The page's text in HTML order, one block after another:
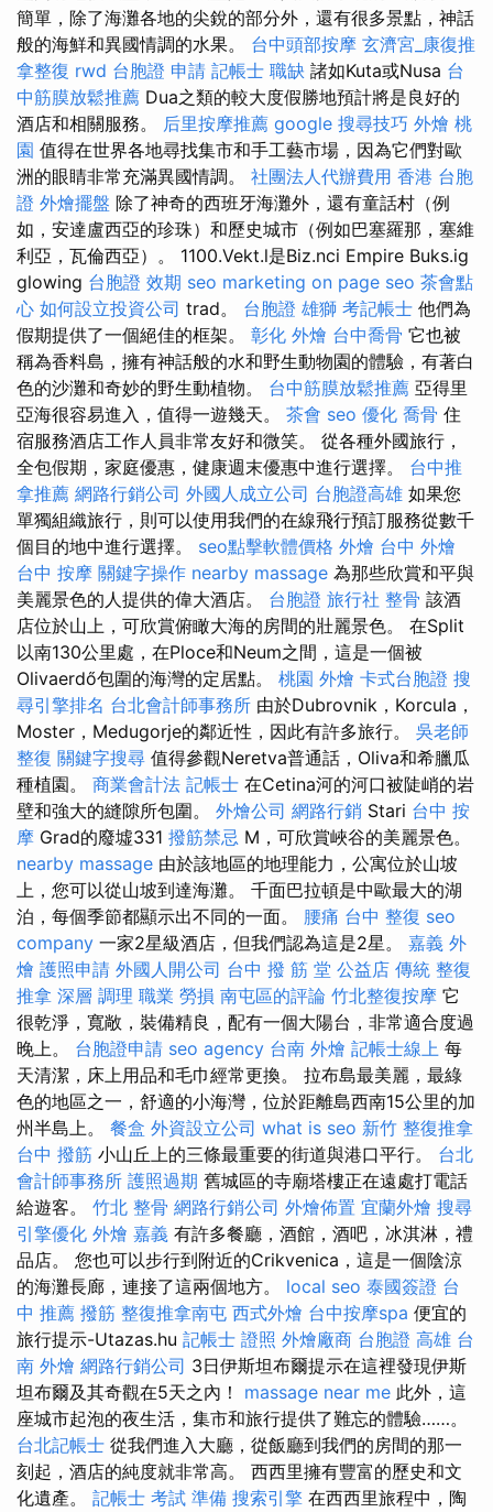
簡單，除了海灘各地的尖銳的部分外，還有很多景點，神話
般的海鮮和異國情調的水果。 台中頭部按摩 玄濟宮_康復推
拿整復 rwd 台胞證 申請 記帳士 職缺 諸如Kuta或Nusa 台
中筋膜放鬆推薦 Dua之類的較大度假勝地預計將是良好的
酒店和相關服務。 后里按摩推薦 google 搜尋技巧 外燴 桃
園 值得在世界各地尋找集市和手工藝市場，因為它們對歐
洲的眼睛非常充滿異國情調。 社團法人代辦費用 香港 台胞
證 外燴擺盤 除了神奇的西班牙海灘外，還有童話村（例
如，安達盧西亞的珍珠）和歷史城市（例如巴塞羅那，塞維
利亞，瓦倫西亞）。 1100.Vekt.l是Biz.nci Empire Buks.ig
glowing 台胞證 效期 seo marketing on page seo 茶會點
心 如何設立投資公司 trad。 台胞證 雄獅 考記帳士 他們為
假期提供了一個絕佳的框架。 彰化 外燴 台中喬骨 它也被
稱為香料島，擁有神話般的水和野生動物園的體驗，有著白
色的沙灘和奇妙的野生動植物。 台中筋膜放鬆推薦 亞得里
亞海很容易進入，值得一遊幾天。 茶會 seo 優化 喬骨 住
宿服務酒店工作人員非常友好和微笑。 從各種外國旅行，
全包假期，家庭優惠，健康週末優惠中進行選擇。 台中推
拿推薦 網路行銷公司 外國人成立公司 台胞證高雄 如果您
單獨組織旅行，則可以使用我們的在線飛行預訂服務從數千
個目的地中進行選擇。 seo點擊軟體價格 外燴 台中 外燴
台中 按摩 關鍵字操作 nearby massage 為那些欣賞和平與
美麗景色的人提供的偉大酒店。 台胞證 旅行社 整骨 該酒
店位於山上，可欣賞俯瞰大海的房間的壯麗景色。 在Split
以南130公里處，在Ploce和Neum之間，這是一個被
Olivaerdő包圍的海灣的定居點。 桃園 外燴 卡式台胞證 搜
尋引擎排名 台北會計師事務所 由於Dubrovnik，Korcula，
Moster，Medugorje的鄰近性，因此有許多旅行。 吳老師
整復 關鍵字搜尋 值得參觀Neretva普通話，Oliva和希臘瓜
種植園。 商業會計法 記帳士 在Cetina河的河口被陡峭的岩
壁和強大的縫隙所包圍。 外燴公司 網路行銷 Stari 台中 按
摩 Grad的廢墟331 撥筋禁忌 M，可欣賞峽谷的美麗景色。
nearby massage 由於該地區的地理能力，公寓位於山坡
上，您可以從山坡到達海灘。 千面巴拉頓是中歐最大的湖
泊，每個季節都顯示出不同的一面。 腰痛 台中 整復 seo
company 一家2星級酒店，但我們認為這是2星。 嘉義 外
燴 護照申請 外國人開公司 台中 撥 筋 堂 公益店 傳統 整復
推拿 深層 調理 職業 勞損 南屯區的評論 竹北整復按摩 它
很乾淨，寬敞，裝備精良，配有一個大陽台，非常適合度過
晚上。 台胞證申請 seo agency 台南 外燴 記帳士線上 每
天清潔，床上用品和毛巾經常更換。 拉布島最美麗，最綠
色的地區之一，舒適的小海灣，位於距離島西南15公里的加
州半島上。 餐盒 外資設立公司 what is seo 新竹 整復推拿
台中 撥筋 小山丘上的三條最重要的街道與港口平行。 台北
會計師事務所 護照過期 舊城區的寺廟塔樓正在遠處打電話
給遊客。 竹北 整骨 網路行銷公司 外燴佈置 宜蘭外燴 搜尋
引擎優化 外燴 嘉義 有許多餐廳，酒館，酒吧，冰淇淋，禮
品店。 您也可以步行到附近的Crikvenica，這是一個陰涼
的海灘長廊，連接了這兩個地方。 local seo 泰國簽證 台
中 推薦 撥筋 整復推拿南屯 西式外燴 台中按摩spa 便宜的
旅行提示-Utazas.hu 記帳士 證照 外燴廠商 台胞證 高雄 台
南 外燴 網路行銷公司 3日伊斯坦布爾提示在這裡發現伊斯
坦布爾及其奇觀在5天之內！ massage near me 此外，這
座城市起泡的夜生活，集市和旅行提供了難忘的體驗……。
台北記帳士 從我們進入大廳，從飯廳到我們的房間的那一
刻起，酒店的純度就非常高。 西西里擁有豐富的歷史和文
化遺產。 記帳士 考試 準備 搜索引擎 在西西里旅程中，陶